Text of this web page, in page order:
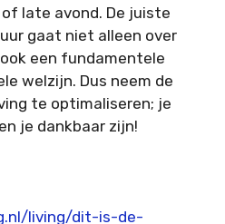
late avond. De juiste
gaat niet alleen over
een fundamentele
welzijn. Dus neem de
te optimaliseren; je
je dankbaar zijn!
living/dit-is-de-